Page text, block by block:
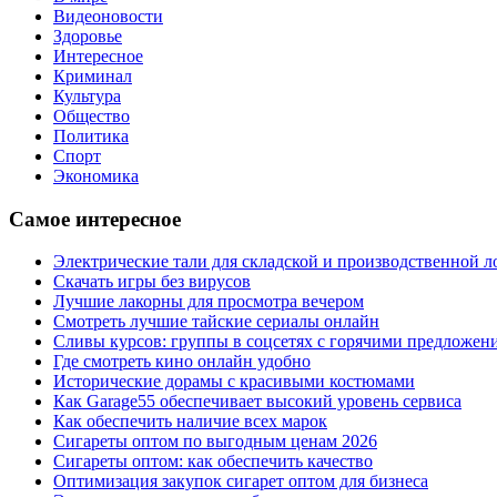
Видеоновости
Здоровье
Интересное
Криминал
Культура
Общество
Политика
Спорт
Экономика
Самое интересное
Электрические тали для складской и производственной
Скачать игры без вирусов
Лучшие лакорны для просмотра вечером
Смотреть лучшие тайские сериалы онлайн
Сливы курсов: группы в соцсетях с горячими
Где смотреть кино онлайн удобно
Исторические дорамы с красивыми костюмами
Как Garage55 обеспечивает высокий уровень сервиса
Как обеспечить наличие всех марок
Сигареты оптом по выгодным ценам 2026
Сигареты оптом: как обеспечить качество
Оптимизация закупок сигарет оптом для бизнеса